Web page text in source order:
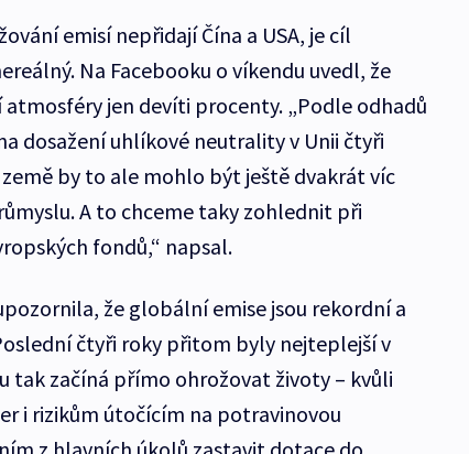
emisí nepřidají Čína a USA, je cíl
Na Facebooku o víkendu uvedl, že
jen devíti procenty. „Podle odhadů
dosažení uhlíkové neutrality v Unii čtyři
by to ale mohlo být ještě dvakrát víc
A to chceme taky zohlednit při
fondů,“ napsal.
že globální emise jsou rekordní a
čtyři roky přitom byly nejteplejší v
tak začíná přímo ohrožovat životy – kvůli
i rizikům útočícím na potravinovou